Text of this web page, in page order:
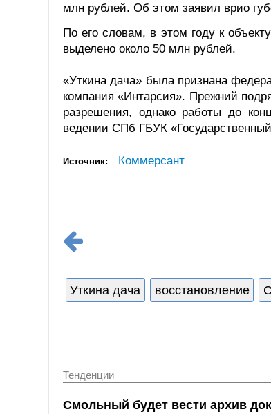
млн рублей. Об этом заявил врио
По его словам, в этом году к
выделено около 50 млн рублей.
«Уткина дача» была признана
компания «Интарсия». Прежний
разрешения, однако работы до
ведении СПб ГБУК
Источник: Коммерсант
Уткина дача восстановление
Тенденции
Смольный будет вести архив